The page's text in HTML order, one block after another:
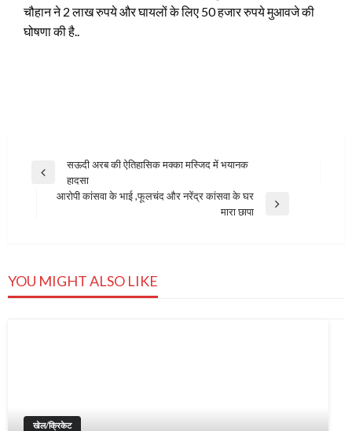
चौहान ने 2 लाख रुपये और घायलों के लिए 50 हजार रुपये मुआवजे की
घोषणा की है..
Post
navigation
Previous
सऊदी अरब की ऐतिहासिक मक्का मस्जिद में भयानक
हादसा
आरोपी कांसवा के भाई ,फूलचंद और नरेंद्र कांसवा के घर
मारा छापा
YOU MIGHT ALSO LIKE
खेल/क्रिकेट